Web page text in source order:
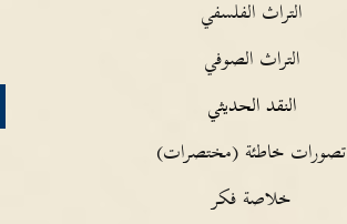
التراث الفلسفي
التراث الصوفي
النقد الحديثي
تصورات خاطئة (مختصرات)
خلاصة فكر